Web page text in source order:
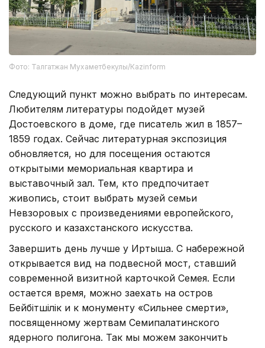
Фото: Талгатжан Мухаметбекулы/Кazinform
Следующий пункт можно выбрать по интересам.
Любителям литературы подойдет музей
Достоевского в доме, где писатель жил в 1857–
1859 годах. Сейчас литературная экспозиция
обновляется, но для посещения остаются
открытыми мемориальная квартира и
выставочный зал. Тем, кто предпочитает
живопись, стоит выбрать музей семьи
Невзоровых с произведениями европейского,
русского и казахстанского искусства.
Завершить день лучше у Иртыша. С набережной
открывается вид на подвесной мост, ставший
современной визитной карточкой Семея. Если
остается время, можно заехать на остров
Бейбітшілік и к монументу «Сильнее смерти»,
посвященному жертвам Семипалатинского
ядерного полигона. Так мы можем закончить